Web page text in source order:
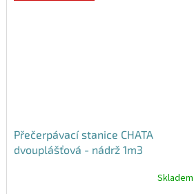
Přečerpávací stanice CHATA
dvouplášťová - nádrž 1m3
Skladem